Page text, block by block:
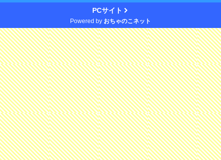
PCサイト
Powered by おちゃのこネット